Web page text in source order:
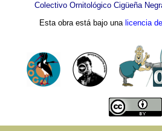
Colectivo Ornitológico Cigüeña
Esta obra está bajo una licencia